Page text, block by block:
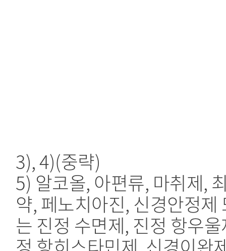
3), 4)(중략)
5) 알코올, 아편류, 마취제,
약, 페노치아진, 신경안정제
는 진정 수면제, 진정 항우